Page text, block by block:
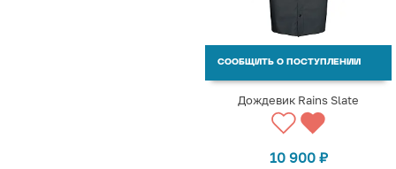
СООБЩИТЬ О ПОСТУПЛЕНИИ
Дождевик Rains Slate
10 900 ₽